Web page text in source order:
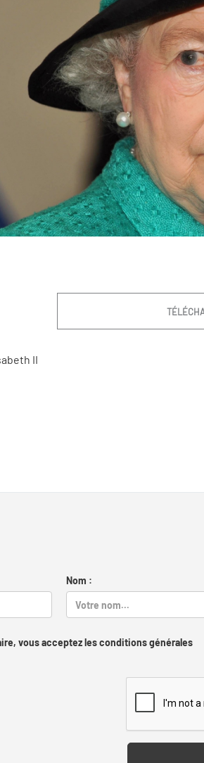
II
Nom :
vous acceptez les conditions générales